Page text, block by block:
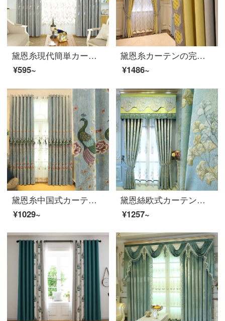
黛恩糸現代簡単カーテン北欧無地エコ遮光カーテンリビングルームのカーテン既製オーダーメードグレー紗毎メートル（加工無料）
¥595~
黛恩糸カーテンの完成品は現代北欧風客間の寝室に軽くて豪華で純色のカーテンをつなぎ合わせます。図のカーテンのように一メートルに何枚か撮ります。
¥1486~
黛恩糸中国式カーテンカスタム簡単現代リビングルームのシニール刺繍のクジャクのカーテン完成品の新中国式ブルーの布幅一メートル専門写真（花の位置0.325、加工無料）
¥1029~
黛恩絲欧式カーテン布豪華客間の寝室の浮き彫りの花の遮光布の清新な紗のカーテンの別荘のオーダーメイド布の一メートルごとに(花の位の0.36、カーテンの頭と軌道の部品などは別に計算します)は何メートルを要して何枚か撮ります(詳しくは顧客サービスを問合せします)
¥1257~